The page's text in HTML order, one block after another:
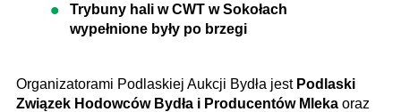
Trybuny hali w CWT w Sokołach
wypełnione były po brzegi
Organizatorami Podlaskiej Aukcji Bydła jest Podlaski
Związek Hodowców Bydła i Producentów Mleka oraz